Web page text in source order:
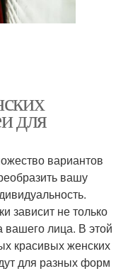
для
вариантов
вашу
зависит не только
вашего лица. В этой
красивых женских
для разных форм